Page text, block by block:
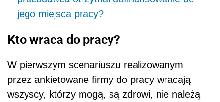
wracają wszyscy, którzy nie mają warunków do
pracy w domu albo infrastruktura wymaga
pracy on premise, muszą pracować z klientem
lub są pracownikami produkcji, pracują
w terenie (26 proc. firm). Trzeci scenariusz
dotyczy 41 proc. przedsiębiorstw i polega na
założeniu, że obecnie nikt nie musi wrócić do